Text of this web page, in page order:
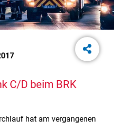
C/D beim BRK
hat am vergangenen